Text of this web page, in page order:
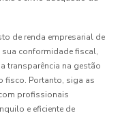
de renda empresarial de
conformidade fiscal,
transparência na gestão
fisco. Portanto, siga as
profissionais
e eficiente de